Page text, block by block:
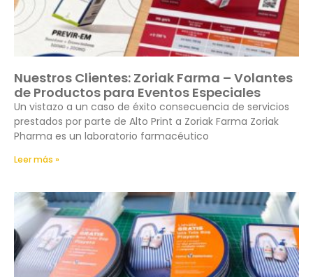
Nuestros Clientes: Zoriak Farma – Volantes
de Productos para Eventos Especiales
Un vistazo a un caso de éxito consecuencia de servicios
prestados por parte de Alto Print a Zoriak Farma Zoriak
Pharma es un laboratorio farmacéutico
Leer más »